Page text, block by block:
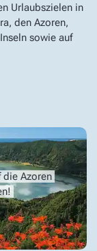
Urlaubszielen in
den Azoren,
sowie auf
die Azoren